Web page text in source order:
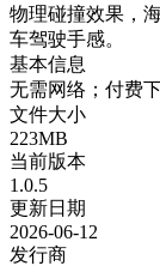
物理碰撞效果，
车驾驶手感。
基本信息
无需网络；付费
文件大小
223MB
当前版本
1.0.5
更新日期
2026-06-12
发行商